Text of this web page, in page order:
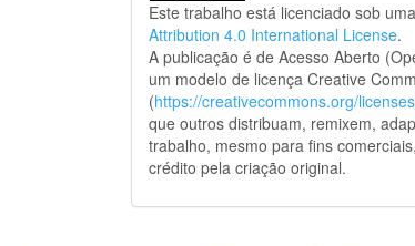
Este trabalho está licenciado sob
Attribution 4.0 International License.
A publicação é de Acesso Aberto
um modelo de licença Creative
(https://creativecommons.org/
que outros distribuam, remixem,
trabalho, mesmo para fins
crédito pela criação original.